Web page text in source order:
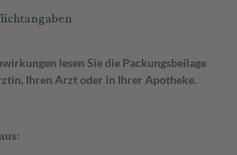
lesen Sie die Packungsbeilage
Ihren Arzt oder in Ihrer Apotheke.